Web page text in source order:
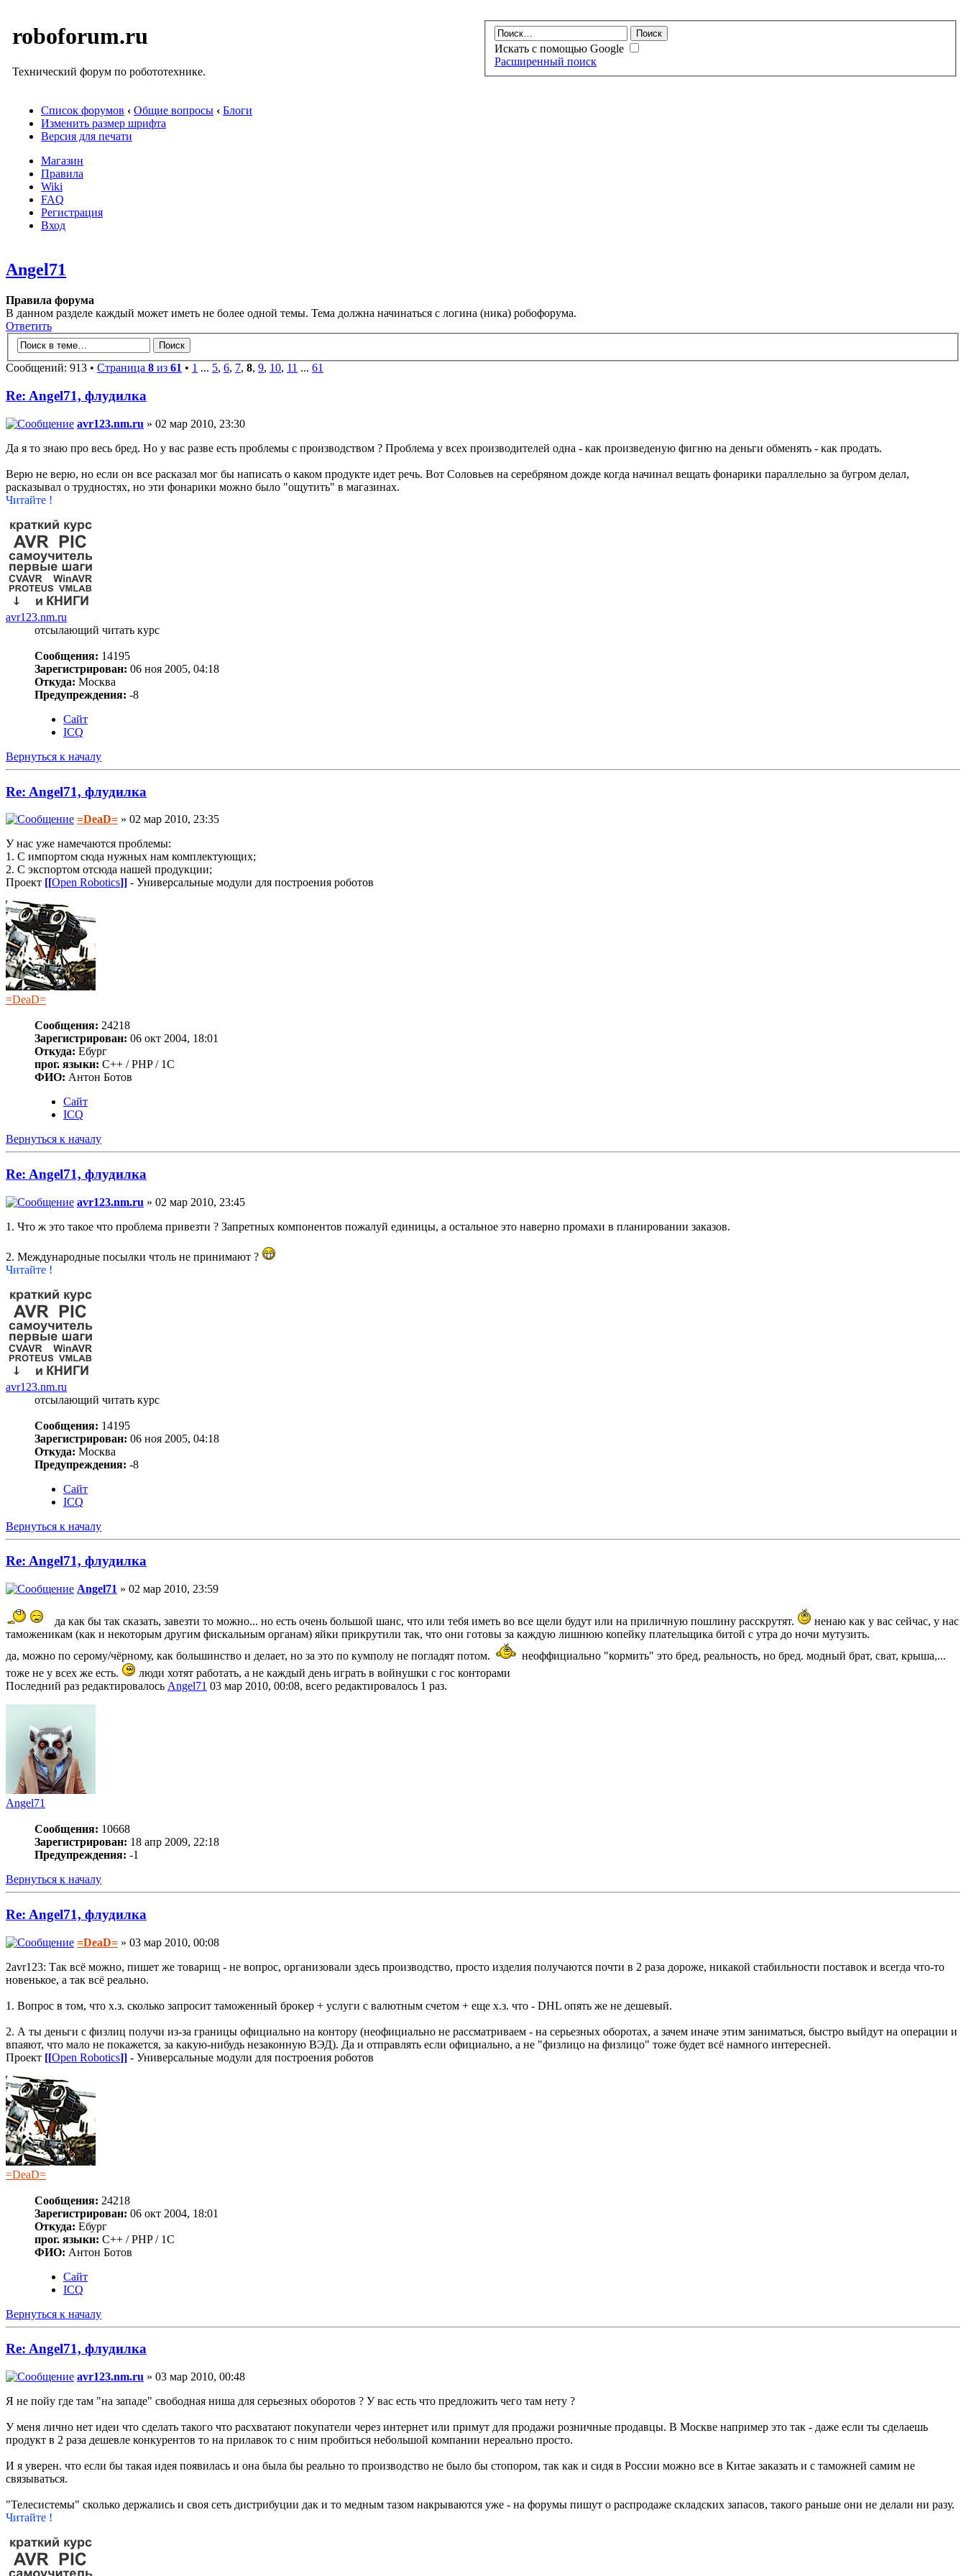
roboforum.ru
Технический форум по робототехнике.
Искать с помощью Google
Расширенный поиск
Список форумов ‹ Общие вопросы ‹ Блоги
Изменить размер шрифта
Версия для печати
Магазин
Правила
Wiki
FAQ
Регистрация
Вход
Angel71
Правила форума
В данном разделе каждый может иметь не более одной темы. Тема должна начинаться с логина (ника) робофорума.
Ответить
Сообщений: 913 • Страница 8 из 61 • 1 ... 5, 6, 7, 8, 9, 10, 11 ... 61
Re: Angel71, флудилка
avr123.nm.ru » 02 мар 2010, 23:30
Да я то знаю про весь бред. Но у вас разве есть проблемы с производством ? Проблема у всех производителей одна - как произведеную фигню на деньги обменять - как продать.
Верю не верю, но если он все расказал мог бы написать о каком продукте идет речь. Вот Соловьев на серебряном дожде когда начинал вещать фонарики параллельно за бугром делал,
расказывал о трудностях, но эти фонарики можно было "ощутить" в магазинах.
Читайте !
avr123.nm.ru
отсылающий читать курс
Сообщения: 14195
Зарегистрирован: 06 ноя 2005, 04:18
Откуда: Москва
Предупреждения: -8
Сайт
ICQ
Вернуться к началу
Re: Angel71, флудилка
=DeaD= » 02 мар 2010, 23:35
У нас уже намечаются проблемы:
1. С импортом сюда нужных нам комплектующих;
2. С экспортом отсюда нашей продукции;
Проект [[Open Robotics]] - Универсальные модули для построения роботов
=DeaD=
Сообщения: 24218
Зарегистрирован: 06 окт 2004, 18:01
Откуда: Ебург
прог. языки: C++ / PHP / 1C
ФИО: Антон Ботов
Сайт
ICQ
Вернуться к началу
Re: Angel71, флудилка
avr123.nm.ru » 02 мар 2010, 23:45
1. Что ж это такое что проблема привезти ? Запретных компонентов пожалуй единицы, а остальное это наверно промахи в планировании заказов.
2. Международные посылки чтоль не принимают ?
Читайте !
avr123.nm.ru
отсылающий читать курс
Сообщения: 14195
Зарегистрирован: 06 ноя 2005, 04:18
Откуда: Москва
Предупреждения: -8
Сайт
ICQ
Вернуться к началу
Re: Angel71, флудилка
Angel71 » 02 мар 2010, 23:59
да как бы так сказать, завезти то можно... но есть очень большой шанс, что или тебя иметь во все щели будут или на приличную пошлину расскрутят.
ненаю как у вас сейчас, у нас
таможеникам (как и некоторым другим фискальным органам) яйки прикрутили так, что они готовы за каждую лишнюю копейку плательщика битой с утра до ночи мутузить.
да, можно по серому/чёрному, как большинство и делает, но за это по кумполу не погладят потом.
неоффициально "кормить" это бред, реальность, но бред. модный брат, сват, крыша,...
тоже не у всех же есть.
люди хотят работать, а не каждый день играть в войнушки с гос конторами
Последний раз редактировалось Angel71 03 мар 2010, 00:08, всего редактировалось 1 раз.
Angel71
Сообщения: 10668
Зарегистрирован: 18 апр 2009, 22:18
Предупреждения: -1
Вернуться к началу
Re: Angel71, флудилка
=DeaD= » 03 мар 2010, 00:08
2avr123: Так всё можно, пишет же товарищ - не вопрос, организовали здесь производство, просто изделия получаются почти в 2 раза дороже, никакой стабильности поставок и всегда что-то
новенькое, а так всё реально.
1. Вопрос в том, что х.з. сколько запросит таможенный брокер + услуги с валютным счетом + еще х.з. что - DHL опять же не дешевый.
2. А ты деньги с физлиц получи из-за границы официально на контору (неофициально не рассматриваем - на серьезных оборотах, а зачем иначе этим заниматься, быстро выйдут на операции и
впаяют, что мало не покажется, за какую-нибудь незаконную ВЭД). Да и отправлять если официально, а не "физлицо на физлицо" тоже будет всё намного интересней.
Проект [[Open Robotics]] - Универсальные модули для построения роботов
=DeaD=
Сообщения: 24218
Зарегистрирован: 06 окт 2004, 18:01
Откуда: Ебург
прог. языки: C++ / PHP / 1C
ФИО: Антон Ботов
Сайт
ICQ
Вернуться к началу
Re: Angel71, флудилка
avr123.nm.ru » 03 мар 2010, 00:48
Я не пойу где там "на западе" свободная ниша для серьезных оборотов ? У вас есть что предложить чего там нету ?
У меня лично нет идеи что сделать такого что расхватают покупатели через интернет или примут для продажи розничные продавцы. В Москве например это так - даже если ты сделаешь
продукт в 2 раза дешевле конкурентов то на прилавок то с ним пробиться небольшой компании нереально просто.
И я уверен. что если бы такая идея появилась и она была бы реально то производство не было бы стопором, так как и сидя в России можно все в Китае заказать и с таможней самим не
связываться.
"Телесистемы" сколько держались и своя сеть дистрибуции дак и то медным тазом накрываются уже - на форумы пишут о распродаже складских запасов, такого раньше они не делали ни разу.
Читайте !